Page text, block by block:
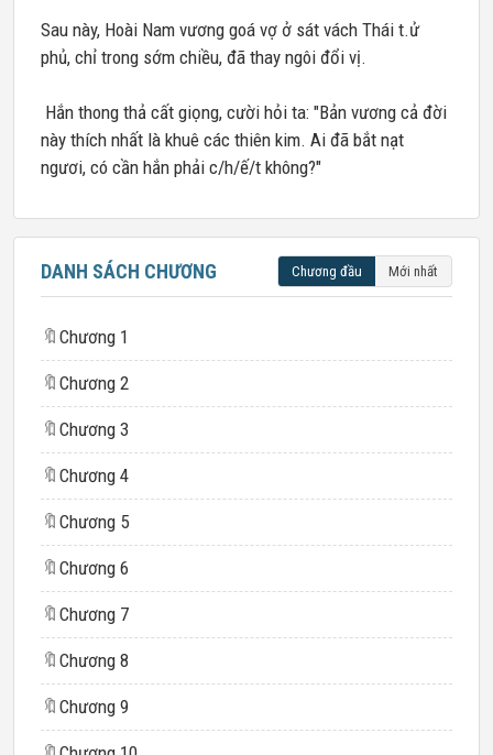
Sau này, Hoài Nam vương goá vợ ở sát vách Thái t.ử
phủ, chỉ trong sớm chiều, đã thay ngôi đổi vị.
Hắn thong thả cất giọng, cười hỏi ta: "Bản vương cả đời
này thích nhất là khuê các thiên kim. Ai đã bắt nạt
ngươi, có cần hắn phải c/h/ế/t không?"
DANH SÁCH CHƯƠNG Chương đầu Mới nhất
🔖 Chương 1
🔖 Chương 2
🔖 Chương 3
🔖 Chương 4
🔖 Chương 5
🔖 Chương 6
🔖 Chương 7
🔖 Chương 8
🔖 Chương 9